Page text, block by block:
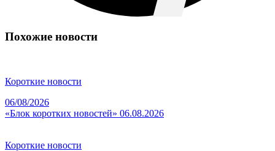
Похожие новости
Короткие новости
06/08/2026
«Блок коротких новостей» 06.08.2026
Короткие новости